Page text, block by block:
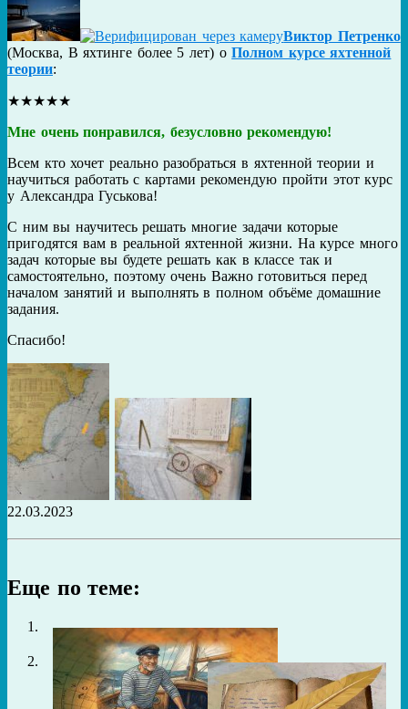
Виктор Петренко
(Москва, В яхтинге более 5 лет) оПолном курсе яхтенной
теории:
★★★★★
Мне очень понравился, безусловно рекомендую!
Всем кто хочет реально разобраться в яхтенной теории и
научиться работать с картами рекомендую пройти этот курс
у Александра Гуськова!
С ним вы научитесь решать многие задачи которые
пригодятся вам в реальной яхтенной жизни. На курсе много
задач которые вы будете решать как в классе так и
самостоятельно, поэтому очень Важно готовиться перед
началом занятий и выполнять в полном объёме домашние
задания.
Спасибо!
22.03.2023
Еще по теме: